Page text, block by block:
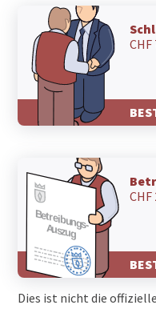
8882 Unterterzen
8881 Walenstadtberg
8881 Tscherlach
8880 Walenstadt
8878 Quinten
8877 Murg
7326 Weisstannen
7323 Wangs
7320 Sargans
7317 Vasön
7317 Valens
7315 Vättis
7314 Vadura
7313 St.
7312 Pfäfers
CHF
CHF
Dies ist nicht die